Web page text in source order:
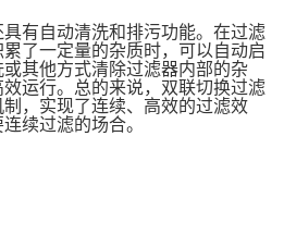
有自动清洗和排污功能。在过滤
了一定量的杂质时，可以自动启
其他方式清除过滤器内部的杂
运行。总的来说，双联切换过滤
，实现了连续、高效的过滤效
续过滤的场合。